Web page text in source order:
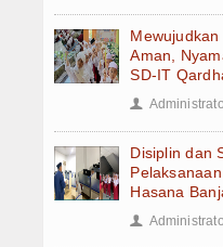
PPDB SMAIT
PPDB SMPIT
PPDB SDIT
Foto & Video
Aman,
SD-IT
👤
Disiplin dan
Hasana
👤